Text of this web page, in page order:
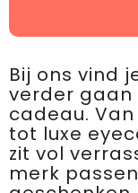
Bij ons vind
verder
cadeau.
tot luxe
zit vol
merk